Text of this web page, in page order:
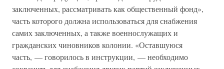
заключенных, рассматривать как общественный фонд»,
часть которого должна использоваться для снабжения
самих заключенных, а также военнослужащих и
гражданских чиновников колонии. «Оставшуюся
часть, — говорилось в инструкции, — необходимо